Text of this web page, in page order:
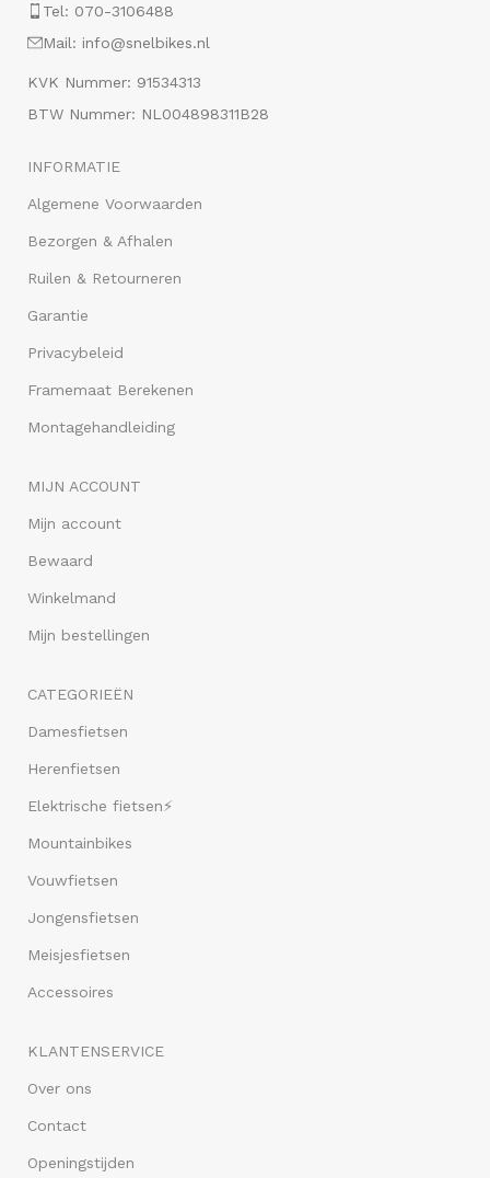
Tel: 070-3106488
Mail: info@snelbikes.nl
KVK Nummer: 91534313
BTW Nummer: NL004898311B28
INFORMATIE
Algemene Voorwaarden
Bezorgen & Afhalen
Ruilen & Retourneren
Garantie
Privacybeleid
Framemaat Berekenen
Montagehandleiding
MIJN ACCOUNT
Mijn account
Bewaard
Winkelmand
Mijn bestellingen
CATEGORIEËN
Damesfietsen
Herenfietsen
Elektrische fietsen⚡
Mountainbikes
Vouwfietsen
Jongensfietsen
Meisjesfietsen
Accessoires
KLANTENSERVICE
Over ons
Contact
Openingstijden